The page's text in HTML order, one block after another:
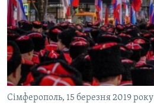
Сімферополь, 15 березня 2019 року